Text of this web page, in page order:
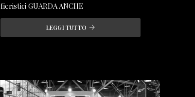
fieristici GUARDA ANCHE
LEGGI TUTTO